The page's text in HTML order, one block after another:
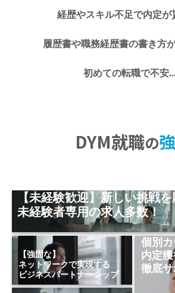
経歴やスキル不足で内定が
履歴書や職務経歴書の書き方
初めての転職で不安
お仕事探しのお悩み
お任せくださ
DYM就職の
【未経験歓迎】新しい挑戦
未経験者専用の求人多数！
【強固な】
ネットワークで実現する
ビジネスパートナーシップ
個別
内定
徹底サ